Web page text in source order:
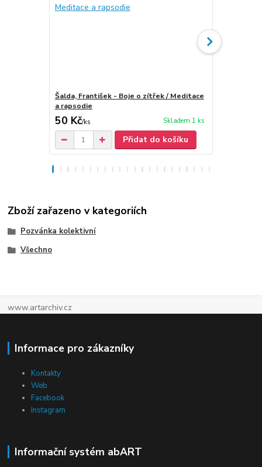
Šalda, František - Boje o zítřek / Meditace
a rapsodie
50 Kč/ks Skladem 1 ks
Přidat do košíku
Zboží zařazeno v kategoriích
Pozvánka kolektivní
Všechno
www.artarchiv.cz
Informace pro zákazníky
Kontakty
Web
Facebook
Instagram
Informační systém abART